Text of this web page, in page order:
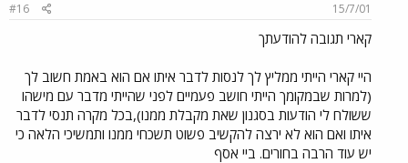
15/7/01
#16
קארי תגובה להודעתך
היי קארי הייתי ממליץ לך לנסות לדבר איתו אם הוא באמת חשוב לך
(למרות שבמקומך הייתי חושב פעמיים לפני שהייתי מדבר עם מישהו
ששולח לי הודעות בסגנון שאת מקבלת ממנו),בכל מקרה תנסי לדבר
איתו ואם הוא לא ירצה להקשיב פשוט תשכחי ממנו ותמשיכי הלאה כי
יש עוד הרבה בחורים. ביי אסף